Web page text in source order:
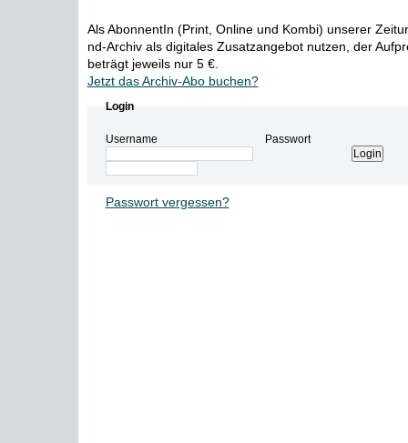
Als AbonnentIn (Print, Online und Kombi) unserer
nd-Archiv als digitales Zusatzangebot nutzen, der
beträgt jeweils nur 5 €.
Jetzt das Archiv-Abo buchen?
Login
Username Passwort
Passwort vergessen?